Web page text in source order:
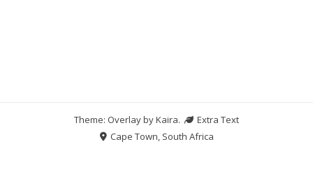
Theme: Overlay byKaira.
Extra Text
Cape Town, South Africa